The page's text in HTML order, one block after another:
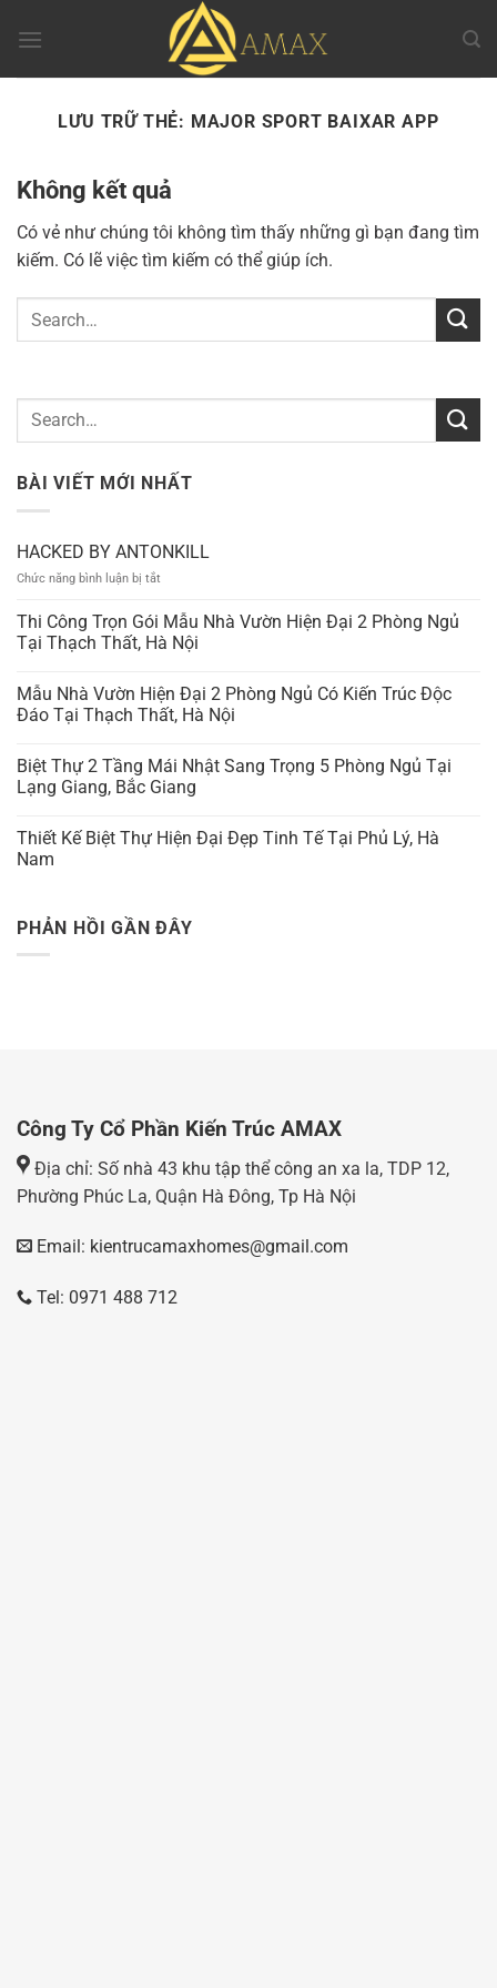
đến
LƯU TRỮ THẺ: MAJOR SPORT BAIXAR APP
Không kết quả
Có vẻ như chúng tôi không tìm thấy những gì bạn đang tìm
kiếm. Có lẽ việc tìm kiếm có thể giúp ích.
BÀI VIẾT MỚI NHẤT
HACKED BY ANTONKILL
Chức năng bình luận bị tắt
BY
ANTONKILL
Thi Công Trọn Gói Mẫu Nhà Vườn Hiện Đại 2 Phòng Ngủ
Tại Thạch Thất, Hà Nội
Mẫu Nhà Vườn Hiện Đại 2 Phòng Ngủ Có Kiến Trúc Độc
Đáo Tại Thạch Thất, Hà Nội
Biệt Thự 2 Tầng Mái Nhật Sang Trọng 5 Phòng Ngủ Tại
Lạng Giang, Bắc Giang
Thiết Kế Biệt Thự Hiện Đại Đẹp Tinh Tế Tại Phủ Lý, Hà
Nam
PHẢN HỒI GẦN ĐÂY
Công Ty Cổ Phần Kiến Trúc AMAX
Địa chỉ: Số nhà 43 khu tập thể công an xa la, TDP 12,
Phường Phúc La, Quận Hà Đông, Tp Hà Nội
Email: kientrucamaxhomes@gmail.com
Tel: 0971 488 712